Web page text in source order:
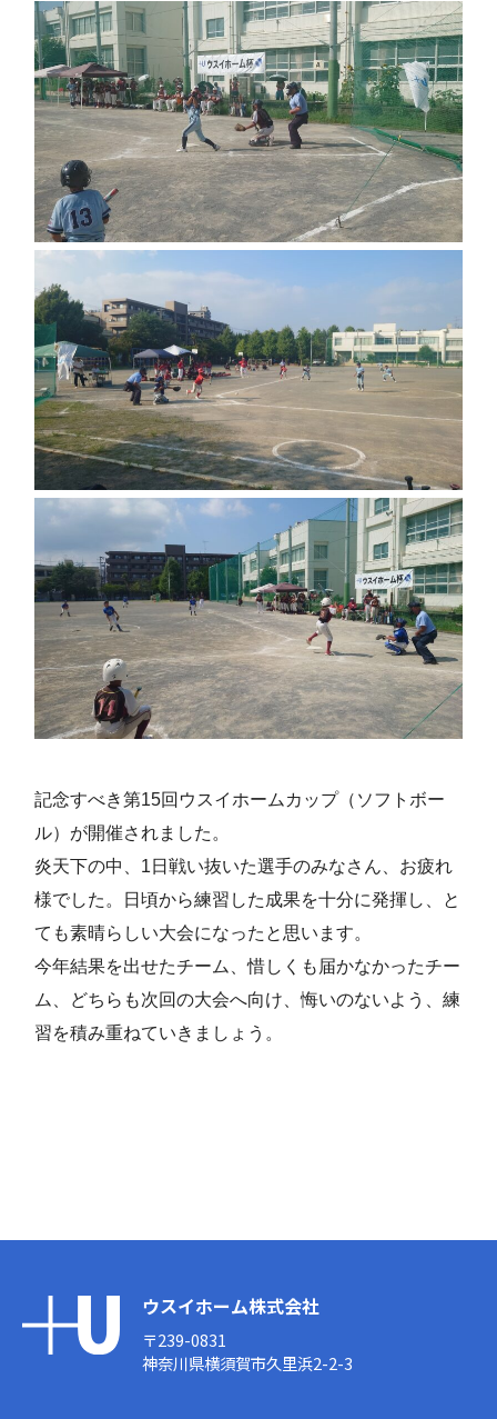
記念すべき第15回ウスイホームカップ（ソフトボー
ル）が開催されました。
炎天下の中、1日戦い抜いた選手のみなさん、お疲れ
様でした。日頃から練習した成果を十分に発揮し、と
ても素晴らしい大会になったと思います。
今年結果を出せたチーム、惜しくも届かなかったチー
ム、どちらも次回の大会へ向け、悔いのないよう、練
習を積み重ねていきましょう。
ウスイホーム株式会社
〒239-0831
神奈川県横須賀市久里浜2-2-3